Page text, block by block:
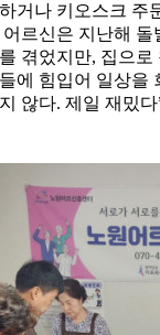
거나 키오스크 주
르신은 지난해 돌
겪었지만, 집으로
에 힘입어 일상을
않다. 제일 재밌